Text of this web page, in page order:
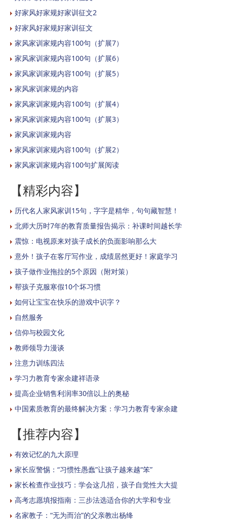
好家风好家规好家训征文2
好家风好家规好家训征文
家风家训家规内容100句（扩展7）
家风家训家规内容100句（扩展6）
家风家训家规内容100句（扩展5）
家风家训家规的内容
家风家训家规内容100句（扩展4）
家风家训家规内容100句（扩展3）
家风家训家规内容
家风家训家规内容100句（扩展2）
家风家训家规内容100句扩展阅读
【精彩内容】
历代名人家风家训15句，字字是精华，句句藏智慧！
北师大历时7年的教育质量报告揭示：补课时间越长学
震惊：电视原来对孩子成长的负面影响那么大
意外！孩子在客厅写作业，成绩居然更好！家庭学习
孩子做作业拖拉的5个原因（附对策）
帮孩子克服寒假10个坏习惯
如何让宝宝在快乐的游戏中识字？
自然服务
信仰与校园文化
教师领导力漫谈
注意力训练四法
学习力教育专家余建祥语录
提高企业销售利润率30倍以上的奥秘
中国素质教育的最终解决方案：学习力教育专家余建
【推荐内容】
有效记忆的九大原理
家长应警惕：“习惯性愚蠢”让孩子越来越“笨”
家长检查作业技巧：学会这几招，孩子自觉性大大提
高考志愿填报指南：三步法选适合你的大学和专业
名家教子：“无为而治”的父亲教出杨绛